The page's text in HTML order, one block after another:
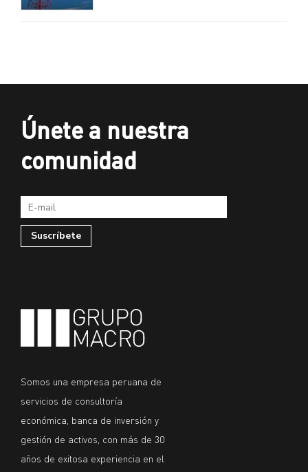
Únete a nuestra
comunidad
Somos una empresa peruana de
servicios de consultoría
económica, banca de inversión y
gestión de activos, con más de 30
años de exitosa experiencia en el